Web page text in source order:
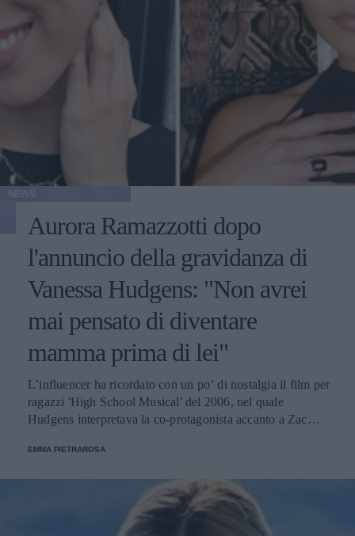
Aurora Ramazzotti dopo
l'annuncio della gravidanza di
Vanessa Hudgens: "Non avrei
mai pensato di diventare
mamma prima di lei"
L’influencer ha ricordato con un po’ di nostalgia il film per
ragazzi 'High School Musical' del 2006, nel quale
Hudgens interpretava la co-protagonista accanto a Zac
EMMA PIETRAROSA